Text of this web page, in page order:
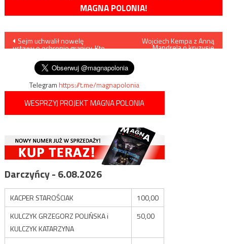
MAGNA POLONIA!
Nawigacja
wpisu
Sejm uchwalił nowelę
ustawy o ochronie granicy. Kto
Wojciech Kempa z Anną
Mandrelą o kryzysie
Telegramhttps://t.me/magnapolonia
WESPRZYJ PROJEKT MAGNA POLONIA
Darczyńcy - 6.08.2026
KACPER STAROŚCIAK
100,00
KULCZYK GRZEGORZ POLIŃSKA i
KULCZYK KATARZYNA
50,00